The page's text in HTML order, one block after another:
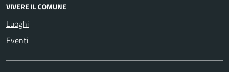
VIVERE IL COMUNE
Luoghi
Eventi